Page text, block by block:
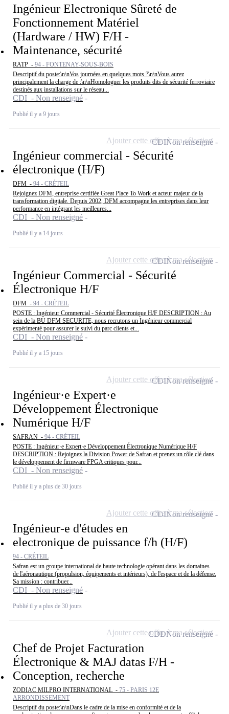
Ingénieur Electronique Sûreté de
Fonctionnement Matériel
(Hardware / HW) F/H -
Maintenance, sécurité
RATP - 94 - FONTENAY-SOUS-BOIS
Descriptif du poste:\n\nVos journées en quelques mots ?\n\nVous aurez
principalement la charge de :\n\nHomologuer les produits dits de sécurité ferroviaire
destinés aux installations sur le réseau...
CDI - Non renseigné
Publié il y a 9 jours
Ingénieur commercial - Sécurité
électronique (H/F)
DFM - 94 - CRÉTEIL
Rejoignez DFM, entreprise certifiée Great Place To Work et acteur majeur de la
transformation digitale. Depuis 2002, DFM accompagne les entreprises dans leur
performance en intégrant les meilleures...
CDI - Non renseigné
Publié il y a 14 jours
CDINon renseigné
Ajouter cette offre à ma sélection
Ingénieur Commercial - Sécurité
Électronique H/F
DFM - 94 - CRÉTEIL
POSTE : Ingénieur Commercial - Sécurité Électronique H/F DESCRIPTION : Au
sein de la BU DFM SECURITE, nous recrutons un Ingénieur commercial
expérimenté pour assurer le suivi du parc clients et...
CDI - Non renseigné
Publié il y a 15 jours
CDINon renseigné
Ajouter cette offre à ma sélection
Ingénieur·e Expert·e
Développement Électronique
Numérique H/F
SAFRAN - 94 - CRÉTEIL
POSTE : Ingénieur·e Expert·e Développement Électronique Numérique H/F
DESCRIPTION : Rejoignez la Division Power de Safran et prenez un rôle clé dans
le développement de firmware FPGA critiques pour...
CDI - Non renseigné
Publié il y a plus de 30 jours
CDINon renseigné
Ajouter cette offre à ma sélection
Ingénieur-e d'études en
electronique de puissance f/h (H/F)
94 - CRÉTEIL
Safran est un groupe international de haute technologie opérant dans les domaines
de l'aéronautique (propulsion, équipements et intérieurs), de l'espace et de la défense.
Sa mission : contribuer...
CDI - Non renseigné
Publié il y a plus de 30 jours
CDINon renseigné
Ajouter cette offre à ma sélection
Chef de Projet Facturation
Électronique & MAJ datas F/H -
Conception, recherche
ZODIAC MILPRO INTERNATIONAL - 75 - PARIS 12E
ARRONDISSEMENT
Descriptif du poste:\n\nDans le cadre de la mise en conformité et de la
CDDNon renseigné
Ajouter cette offre à ma sélection